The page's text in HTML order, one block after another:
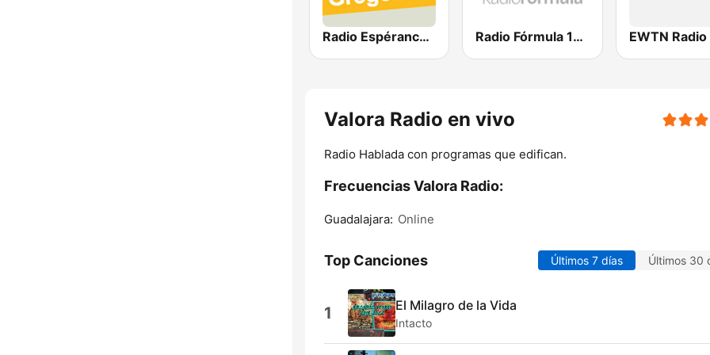
Radio Espérance Chant Grégorien Radio Fórmula 1470 (Fórmula Femenina) EWTN Radio
Valora Radio en vivo
Radio Hablada con programas que edifican.
Frecuencias Valora Radio:
Guadalajara: Online
Top Canciones Últimos 7 días Últimos 30
1 El Milagro de la Vida
Intacto